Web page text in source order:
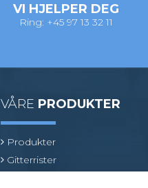
VI HJELPER DEG
Ring: +45 97 13 32 11
VÅRE PRODUKTER
Produkter
Gitterrister